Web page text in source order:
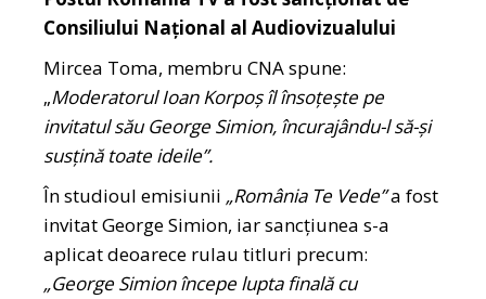
Consiliului Naţional al Audiovizualului
Mircea Toma, membru CNA spune:
„Moderatorul Ioan Korpoş îl însoţeşte pe
invitatul său George Simion, încurajându-l să-şi
susţină toate ideile”.
În studioul emisiunii „România Te Vede”a fost
invitat George Simion, iar sancțiunea s-a
aplicat deoarece rulau titluri precum:
„George Simion începe lupta finală cu